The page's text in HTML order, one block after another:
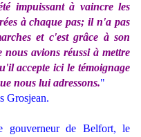
impuissant à vaincre les
à chaque pas; il n'a pas
et c'est grâce à son
avions réussi à mettre
accepte ici le témoignage
nous lui adressons."
Grosjean.
gouverneur de Belfort, le